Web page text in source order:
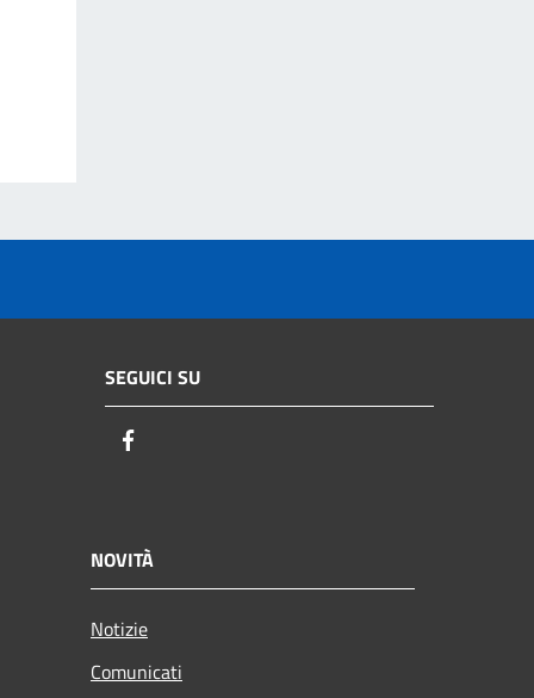
SEGUICI SU
NOVITÀ
Notizie
Comunicati